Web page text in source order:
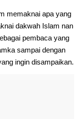
memaknai apa yang
dakwah Islam nan
pembaca yang
sampai dengan
ingin disampaikan.